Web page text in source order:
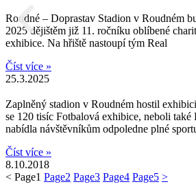
Roudné – Doprastav Stadion v Roudném
2025 dějištěm již 11. ročníku oblíbené
exhibice. Na hřiště nastoupí tým Real
Číst více »
25.3.2025
Zaplněný stadion v Roudném hostil
se 120 tisíc Fotbalová exhibice, neboli také
nabídla návštěvníkům odpoledne plné
Číst více »
8.10.2018
< Page1 Page2 Page3 Page4 Page5 >